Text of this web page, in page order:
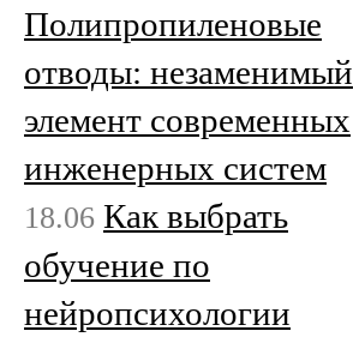
Полипропиленовые
отводы: незаменимый
элемент современных
инженерных систем
18.06 Как выбрать
обучение по
нейропсихологии